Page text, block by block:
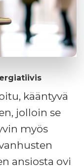
kääntyvä
jolloin se
myös
ansiosta ovi